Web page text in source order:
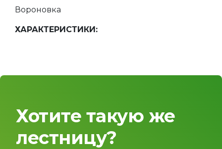
Вороновка
ХАРАКТЕРИСТИКИ:
Хотите такую же
лестницу?